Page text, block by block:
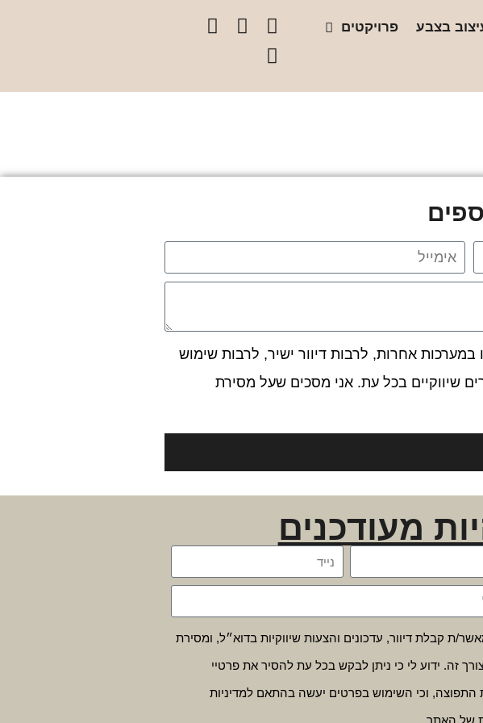
בצבע פרויקטים
אחרות, לרבות דיוור ישיר, לרבות שימוש
שיווקיים בכל עת. אני מסכים שעל מסירת
מעודכנים
ת קבלת דיוור, עדכונים והצעות שיווקיות בדוא״ל, ומסירת
זה. ידוע לי כי ניתן לבקש בכל עת להסיר את פרטיי
התפוצה, וכי השימוש בפרטים יעשה בהתאם למדיניות
של האתר.